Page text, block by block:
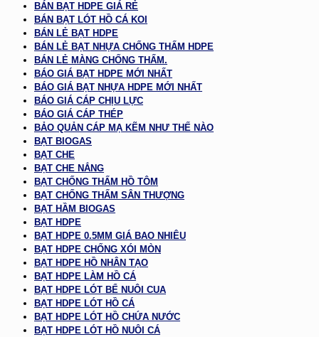
BÁN BẠT HDPE GIÁ RẺ
BÁN BẠT LÓT HỒ CÁ KOI
BÁN LẺ BẠT HDPE
BÁN LẺ BẠT NHỰA CHỐNG THẤM HDPE
BÁN LẺ MÀNG CHỐNG THẤM.
BÁO GIÁ BẠT HDPE MỚI NHẤT
BÁO GIÁ BẠT NHỰA HDPE MỚI NHẤT
BÁO GIÁ CÁP CHỊU LỰC
BÁO GIÁ CÁP THÉP
BẢO QUẢN CÁP MẠ KẼM NHƯ THẾ NÀO
BẠT BIOGAS
BẠT CHE
BẠT CHE NẮNG
BẠT CHỐNG THẤM HỒ TÔM
BẠT CHỐNG THẤM SÂN THƯỢNG
BẠT HẦM BIOGAS
BẠT HDPE
BẠT HDPE 0.5MM GIÁ BAO NHIÊU
BẠT HDPE CHỐNG XÓI MÒN
BẠT HDPE HỒ NHÂN TẠO
BẠT HDPE LÀM HỒ CÁ
BẠT HDPE LÓT BỂ NUÔI CUA
BẠT HDPE LÓT HỒ CÁ
BẠT HDPE LÓT HỒ CHỨA NƯỚC
BẠT HDPE LÓT HỒ NUÔI CÁ